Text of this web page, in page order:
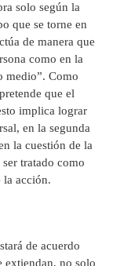
solo según la
que se torne en
de manera que
como en la
medio”. Como
que el
implica lograr
en la segunda
la cuestión de la
tratado como
la acción.
de acuerdo
extiendan, no solo